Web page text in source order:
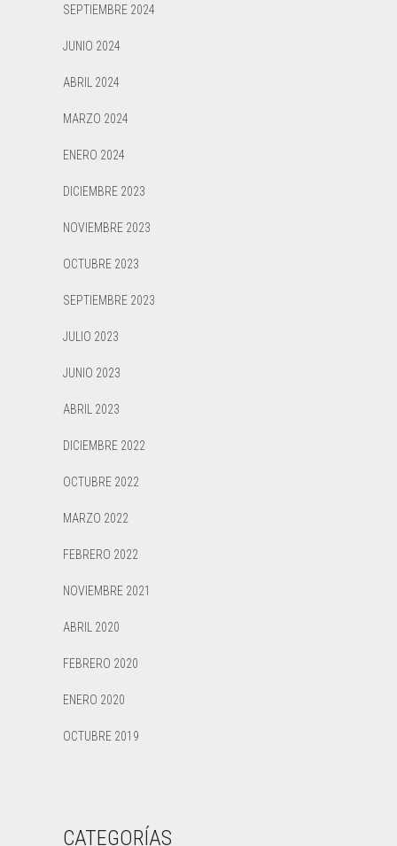
SEPTIEMBRE 2024
JUNIO 2024
ABRIL 2024
MARZO 2024
ENERO 2024
DICIEMBRE 2023
NOVIEMBRE 2023
OCTUBRE 2023
SEPTIEMBRE 2023
JULIO 2023
JUNIO 2023
ABRIL 2023
DICIEMBRE 2022
OCTUBRE 2022
MARZO 2022
FEBRERO 2022
NOVIEMBRE 2021
ABRIL 2020
FEBRERO 2020
ENERO 2020
OCTUBRE 2019
CATEGORÍAS